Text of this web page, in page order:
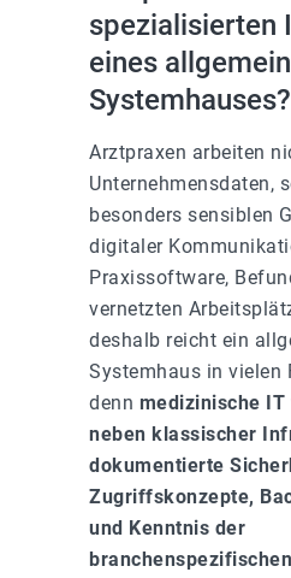
spezialisierten
eines
Systemhauses?
Arztpraxen arbeiten
Unternehmensdaten,
besonders sensiblen
digitaler
Praxissoftware,
vernetzten
deshalb reicht ein
Systemhaus in vielen
denn medizinische
neben klassischer
dokumentierte
Zugriffskonzepte,
und Kenntnis der